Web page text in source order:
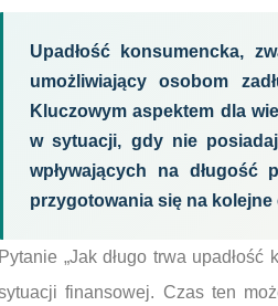
Upadłość konsumencka,
umożliwiający osobom
Kluczowym aspektem dla
w sytuacji, gdy nie
wpływających na
przygotowania się na kolejne
Pytanie „Jak długo trwa
finansowej. Czas ten